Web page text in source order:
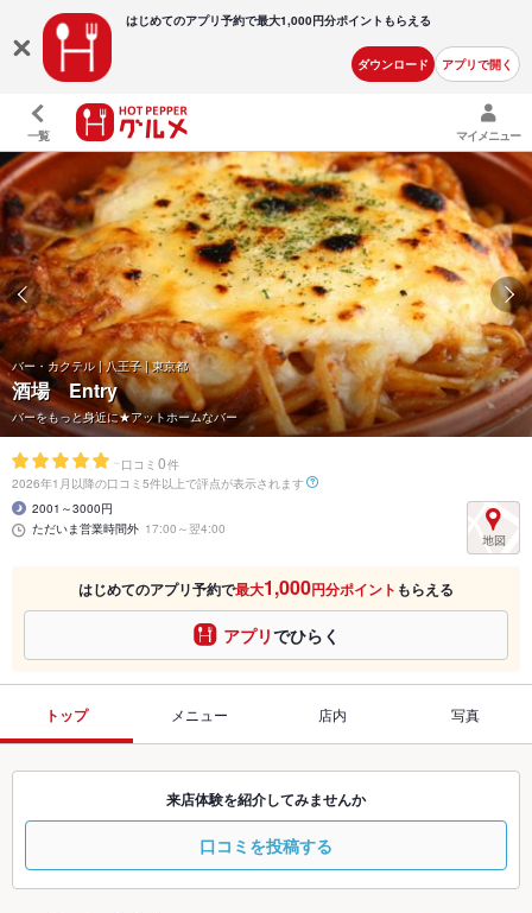
はじめてのアプリ予約で最大1,000円分ポイントもらえる
ダウンロード アプリで開く
一覧 マイメニュー
バー・カクテル | 八王子 | 東京都
酒場 Entry
バーをもっと身近に★アットホームなバー
- 口コミ 0件
2026年1月以降の口コミ5件以上で評点が表示されます
2001～3000円
ただいま営業時間外 17:00～翌4:00
はじめてのアプリ予約で最大1,000円分ポイント もらえる
アプリでひらく
トップ メニュー 店内 写真
来店体験を紹介してみませんか
口コミを投稿する